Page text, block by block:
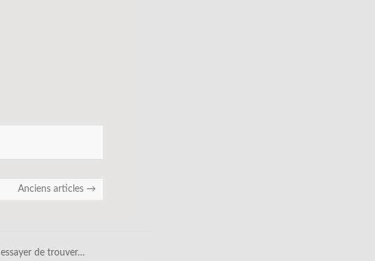
Anciens articles →
essayer de trouver…